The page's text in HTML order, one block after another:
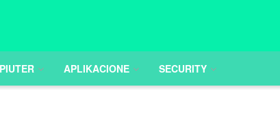
APLIKACIONE SECURITY